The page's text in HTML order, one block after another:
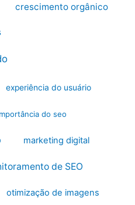
crescimento orgânico
experiência do usuário
do seo
marketing digital
de SEO
otimização de imagens